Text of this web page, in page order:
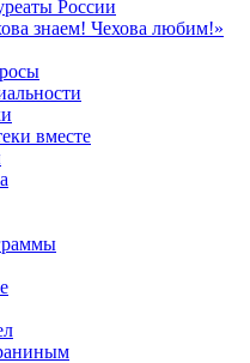
России
знаем! Чехова любим!»
вместе